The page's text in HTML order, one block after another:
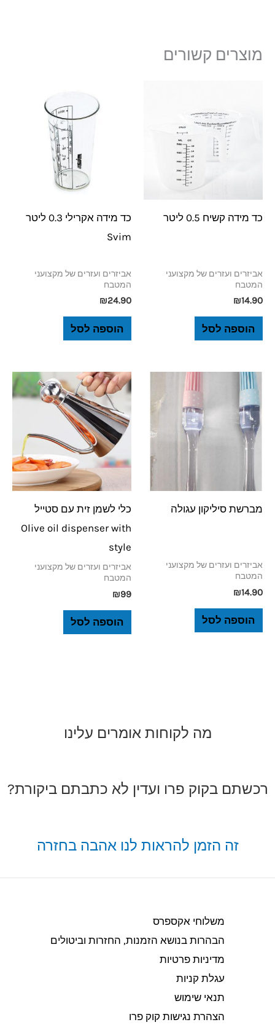
מוצרים קשורים
כד מידה קשיח 0.5 ליטר
אביזרים ועזרים של מקצועני
המטבח
₪14.90
הוספה לסל
כד מידה אקרילי 0.3 ליטר
Svim
אביזרים ועזרים של מקצועני
המטבח
₪24.90
הוספה לסל
מברשת סיליקון עגולה
אביזרים ועזרים של מקצועני
המטבח
₪14.90
הוספה לסל
כלי לשמן זית עם סטייל
Olive oil dispenser with
style
אביזרים ועזרים של מקצועני
המטבח
₪99
הוספה לסל
מה לקוחות אומרים עלינו
רכשתם בקוק פרו ועדין לא כתבתם ביקורת?
זה הזמן להראות לנו אהבה בחזרה
משלוחי אקספרס
הבהרות בנושא הזמנות, החזרות וביטולים​
מדיניות פרטיות
עגלת קניות
תנאי שימוש
הצהרת נגישות קוק פרו